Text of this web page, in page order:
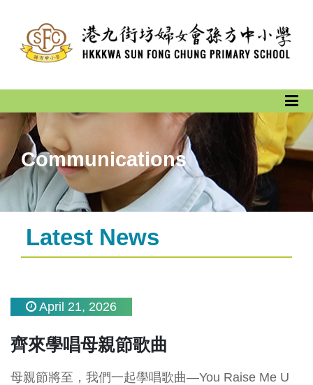
Communications
Latest News
April 21, 2026
齊來學唱母親節歌曲
母親節將至，我們一起學唱歌曲—You Raise Me U